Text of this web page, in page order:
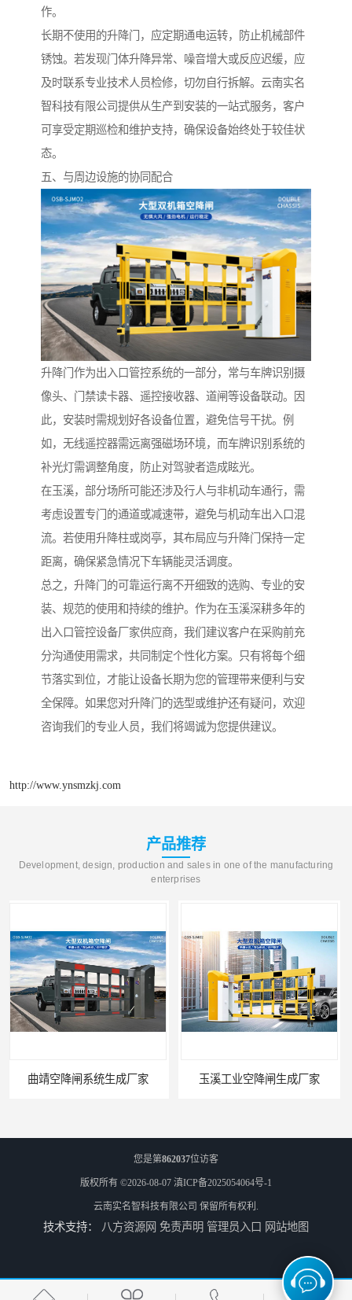
作。
长期不使用的升降门，应定期通电运转，防止机械部件
锈蚀。若发现门体升降异常、噪音增大或反应迟缓，应
及时联系专业技术人员检修，切勿自行拆解。云南实名
智科技有限公司提供从生产到安装的一站式服务，客户
可享受定期巡检和维护支持，确保设备始终处于较佳状
态。
五、与周边设施的协同配合
升降门作为出入口管控系统的一部分，常与车牌识别摄
像头、门禁读卡器、遥控接收器、道闸等设备联动。因
此，安装时需规划好各设备位置，避免信号干扰。例
如，无线遥控器需远离强磁场环境，而车牌识别系统的
补光灯需调整角度，防止对驾驶者造成眩光。
在玉溪，部分场所可能还涉及行人与非机动车通行，需
考虑设置专门的通道或减速带，避免与机动车出入口混
流。若使用升降柱或岗亭，其布局应与升降门保持一定
距离，确保紧急情况下车辆能灵活调度。
总之，升降门的可靠运行离不开细致的选购、专业的安
装、规范的使用和持续的维护。作为在玉溪深耕多年的
出入口管控设备厂家供应商，我们建议客户在采购前充
分沟通使用需求，共同制定个性化方案。只有将每个细
节落实到位，才能让设备长期为您的管理带来便利与安
全保障。如果您对升降门的选型或维护还有疑问，欢迎
咨询我们的专业人员，我们将竭诚为您提供建议。
http://www.ynsmzkj.com
产品推荐
Development, design, production and sales in one of the manufacturing
enterprises
玉溪工业空降闸生成厂家 德宏工业闸门厂家
普洱大型闸门厂家 昆明大型闸门生成厂家
您是第862037位访客
版权所有 ©2026-08-07 滇ICP备2025054064号-1
云南实名智科技有限公司 保留所有权利.
技术支持： 八方资源网 免责声明 管理员入口 网站地图